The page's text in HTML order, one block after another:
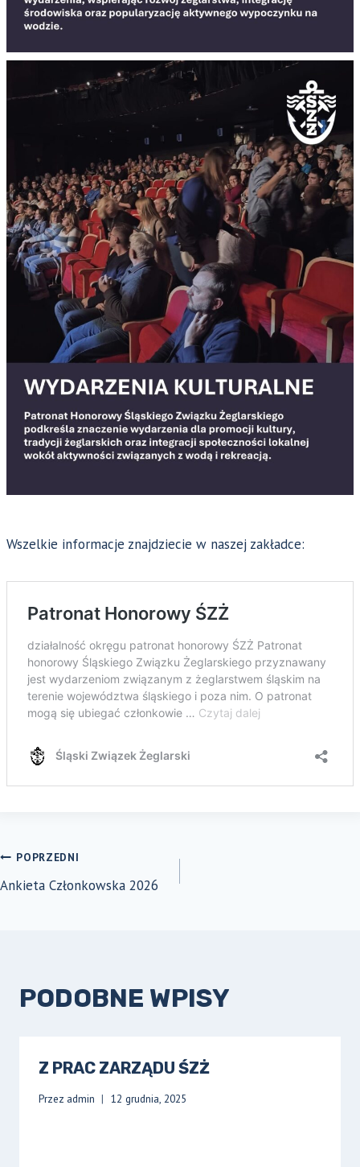
Wszelkie informacje znajdziecie w naszej zakładce:
NAWIGACJA
POPRZEDNI
Ankieta Członkowska 2026
PODOBNE WPISY
Z PRAC ZARZĄDU ŚZŻ
Przez admin 12 grudnia, 2025